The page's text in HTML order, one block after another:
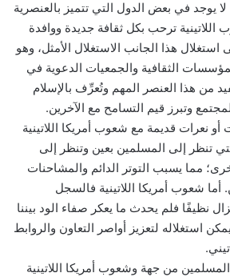
لا يوجد في بعض الدول التي تتميز بالعنصرية
اللاتينية ترحب بكل ثقافة جديدة ووافدة
هذا الجانب الاستغلال الأمثل، وهو
الثقافية والجمعيات الدعوية في
من هذا العنصر المهم وتُعرِّف بالإسلام
وتبرز قيم التسامح مع الآخرين.
نعرات قديمة مع شعوب أمريكا اللاتينية
تنظر إلى المسلمين بعين وتنظر إلى
مما يسبب التوتر الدائم والمشاحنات
أما شعوب أمريكا اللاتينية فالسجل
يزال نظيفًا فلم يحدث ما يعكر صفاء الود بيننا
استغلاله لتعزيز أواصر التعاون والروابط
من جهة وشعوب أمريكا اللاتينية